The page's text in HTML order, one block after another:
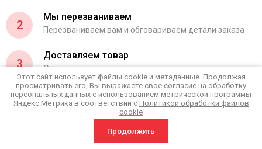
2
Мы перезваниваем
Перезваниваем вам и обговариваем детали заказа
3
Доставляем товар
Осуществляем доставку по указанному вами адресу
4
Осуществляем доставку по указанному вами
адресу
Вы производите оплату любым удобным способом
Этот сайт использует файлы cookie и метаданные. Продолжая
просматривать его, Вы выражаете свое согласие на обработку
персональных данных с использованием метрической программы
Яндекс.Метрика в соответствии с Политикой обработки файлов
cookie
Продолжить